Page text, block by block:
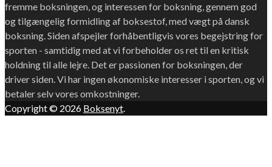
fremme boksningen, og interessen for boksning, gennem god
og tilgængelig formidling af boksestof, med vægt på dansk
boksning. Siden afspejler forhåbentligvis vores begejstring for
sporten - samtidig med at vi forbeholder os ret til en kritisk
holdning til alle lejre. Det er passionen for boksningen, der
driver siden. Vi har ingen økonomiske interesser i sporten, og vi
betaler selv vores omkostninger.
Copyright © 2026 Boksenyt.